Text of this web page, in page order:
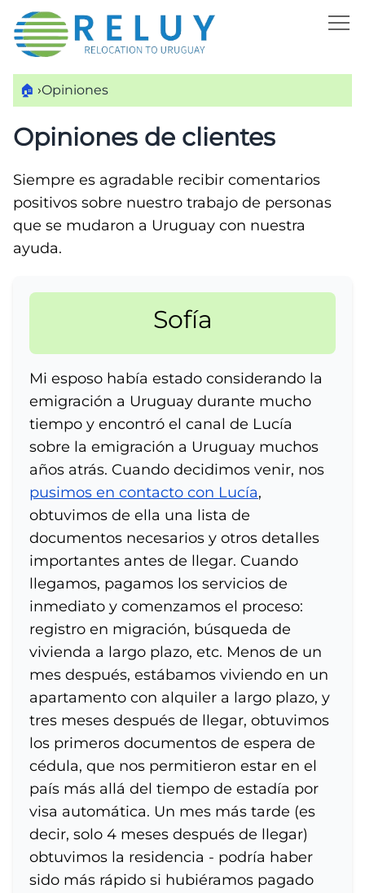
🏠 ›Opiniones
Opiniones de clientes
Siempre es agradable recibir comentarios
positivos sobre nuestro trabajo de personas
que se mudaron a Uruguay con nuestra
ayuda.
Sofía
Mi esposo había estado considerando la
emigración a Uruguay durante mucho
tiempo y encontró el canal de Lucía
sobre la emigración a Uruguay muchos
años atrás. Cuando decidimos venir, nos
pusimos en contacto con Lucía,
obtuvimos de ella una lista de
documentos necesarios y otros detalles
importantes antes de llegar. Cuando
llegamos, pagamos los servicios de
inmediato y comenzamos el proceso:
registro en migración, búsqueda de
vivienda a largo plazo, etc. Menos de un
mes después, estábamos viviendo en un
apartamento con alquiler a largo plazo, y
tres meses después de llegar, obtuvimos
los primeros documentos de espera de
cédula, que nos permitieron estar en el
país más allá del tiempo de estadía por
visa automática. Un mes más tarde (es
decir, solo 4 meses después de llegar)
obtuvimos la residencia - podría haber
sido más rápido si hubiéramos pagado